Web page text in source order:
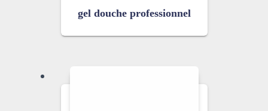
gel douche professionnel